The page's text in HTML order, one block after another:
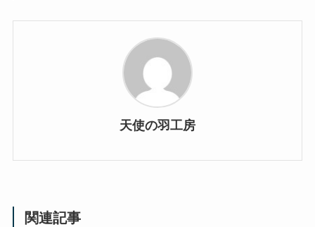
天使の羽工房
関連記事